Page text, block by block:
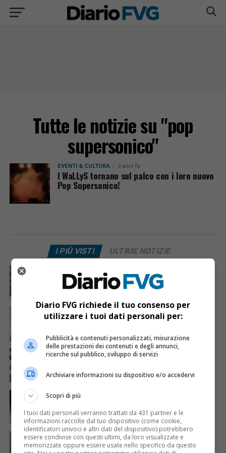
Tutte le notizie su "pop
supersonico"
EVENTI & CULTURA 3 anni fa
I WaLLyS tornano sul palco con i loro nuovo
Pop Supersonico!
I PIÙ VISTI ULTIME NOTIZIE
Acqua da usare con cautela nell’Udinese: ecco tutte
le frazioni sotto osservazione
ECONOMIA & LAVORO 3 giorni fa
Bollette più leggere nei condomini, nuovo bando FVG
CRONACA & ATTUALITÀ 5 giorni fa
Arrivano 142 nuovi poliziotti in Friuli-Venezia Giulia:
61 saranno assegnati a Trieste
CRONACA & ATTUALITÀ
Due terremoti in poche ore scuotono la Croazia: la
scossa più forte sul Quarnero
CRONACA & ATTUALITÀ 7 giorni fa
Mattia Ranghetti morto dopo l’infortunio alle
Diario FVG richiede il tuo consenso per
utilizzare i tuoi dati personali per:
Pubblicità e contenuti personalizzati, misurazione
delle prestazioni dei contenuti e degli annunci,
ricerche sul pubblico, sviluppo di servizi
Archiviare informazioni su dispositivo e/o accedervi
Scopri di più
I tuoi dati personali verranno trattati da 431 partner e le
informazioni raccolte dal tuo dispositivo (come cookie,
identificatori univoci e altri dati del dispositivo) potrebbero
essere condivise con questi ultimi, da loro visualizzate e
memorizzate oppure essere usate nello specifico da questo